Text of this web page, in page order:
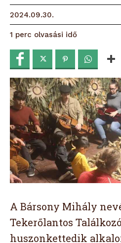
2024.09.30.
1 perc olvasási idő
A Bársony Mihály
Tekerőlantos
huszonkettedik